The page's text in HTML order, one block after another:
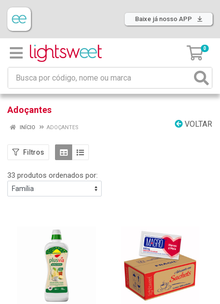
Baixe já nosso APP
0
Adoçantes
VOLTAR
INÍCIO ADOÇANTES
Filtros
33 produtos ordenados por: